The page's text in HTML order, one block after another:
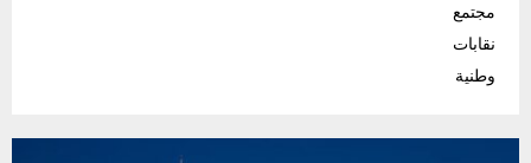
مجتمع
نقابات
وطنية